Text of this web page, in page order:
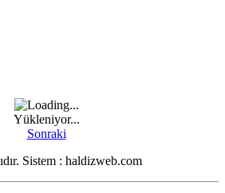
Yükleniyor...
Sonraki
Sistem : haldizweb.com